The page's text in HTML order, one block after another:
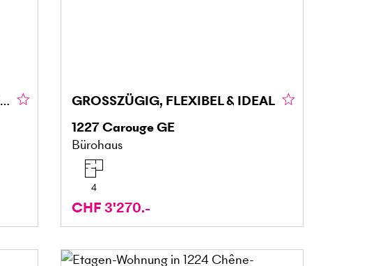
LICHTDURCHFLUTET, RUHIG & PRAKTISCH
GROSSZÜGIG, FLEXIBEL & IDEAL
1227Carouge GE
Bürohaus
4
CHF 3'270.-